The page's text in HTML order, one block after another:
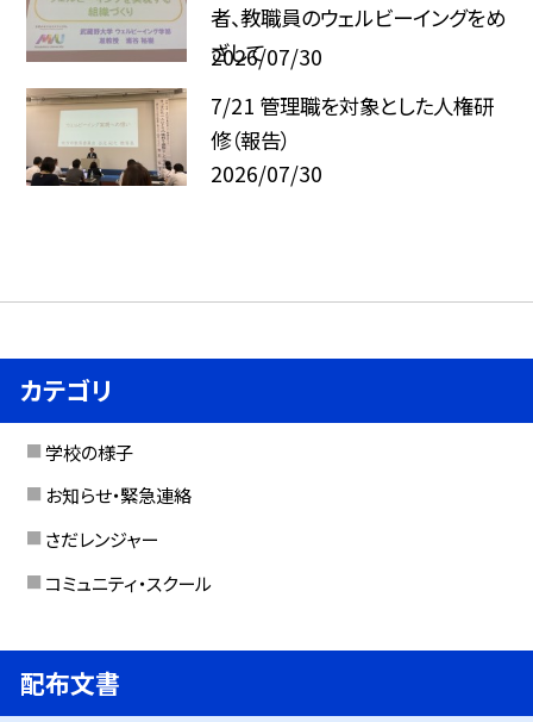
者、教職員のウェルビーイングをめ
ざして
2026/07/30
7/21 管理職を対象とした人権研
修（報告）
2026/07/30
カテゴリ
学校の様子
お知らせ・緊急連絡
さだレンジャー
コミュニティ・スクール
配布文書